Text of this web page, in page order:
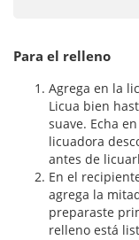
Para el relleno
Agrega en la
Licua bien
suave. Echa
licuadora
antes de
En el
agrega la
preparaste
relleno está